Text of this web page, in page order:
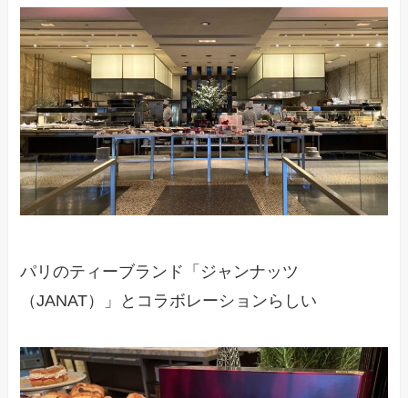
パリのティーブランド「ジャンナッツ
（JANAT）」とコラボレーションらしい